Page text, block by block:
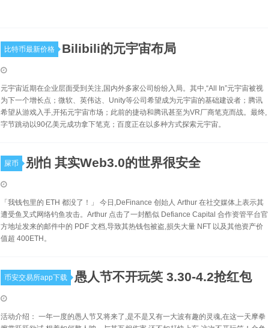
比特币最新价格 Bilibili的元宇宙布局
元宇宙近期在企业层面受到关注,国内外多家公司纷纷入局。其中,“All In”元宇宙被视
为下一个增长点；微软、英伟达、Unity等公司希望成为元宇宙的基础建设者；腾讯
希望从游戏入手,开拓元宇宙市场；此前的捷动和腾讯甚至为VR厂商笔克而战。最终,
字节跳动以90亿美元成功拿下笔克；百度正在以多种方式探索元宇宙。
屎币 别怕 其实Web3.0的世界很安全
「我钱包里的 ETH 都没了！」 今日,DeFinance 创始人 Arthur 在社交媒体上表示其
遭受鱼叉式网络钓鱼攻击。Arthur 点击了一封酷似 Defiance Capital 合作资管平台官
方地址发来的邮件中的 PDF 文档,导致其热钱包被盗,损失大量 NFT 以及其他资产价
值超 400ETH。
币安交易所app下载 愚人节不开玩笑 3.30-4.2抢红包
活动介绍： 一年一度的愚人节又将来了,是不是又有一大波有趣的灵魂,在这一天摩拳